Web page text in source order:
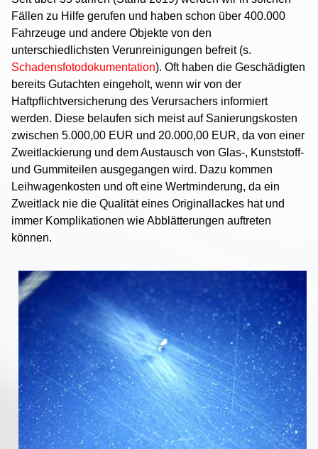
Fällen zu Hilfe gerufen und haben schon über 400.000
Fahrzeuge und andere Objekte von den
unterschiedlichsten Verunreinigungen befreit (s.
Schadensfotodokumentation). Oft haben die Geschädigten
bereits Gutachten eingeholt, wenn wir von der
Haftpflichtversicherung des Verursachers informiert
werden. Diese belaufen sich meist auf Sanierungskosten
zwischen 5.000,00 EUR und 20.000,00 EUR, da von einer
Zweitlackierung und dem Austausch von Glas-, Kunststoff-
und Gummiteilen ausgegangen wird. Dazu kommen
Leihwagenkosten und oft eine Wertminderung, da ein
Zweitlack nie die Qualität eines Originallackes hat und
immer Komplikationen wie Abblätterungen auftreten
können.